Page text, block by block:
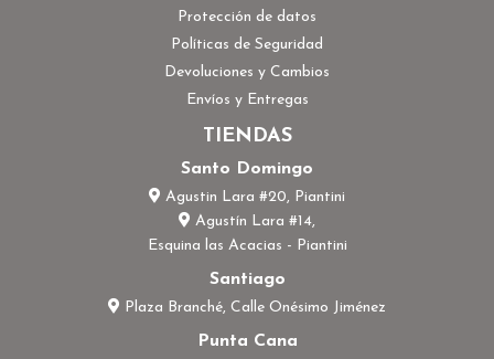
Protección de datos
Políticas de Seguridad
Devoluciones y Cambios
Envíos y Entregas
TIENDAS
Santo Domingo
Agustin Lara #20, Piantini
Agustín Lara #14,
Esquina las Acacias - Piantini
Santiago
Plaza Branché, Calle Onésimo Jiménez
Punta Cana